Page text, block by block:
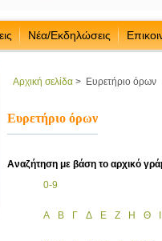
Νέα/Εκδηλώσεις
Αρχική σελίδα > Ευρετήριο όρων
Ευρετήριο όρων
Αναζήτηση με βάση το αρχικό
0-9
Α Β Γ Δ Ε Ζ Η Θ